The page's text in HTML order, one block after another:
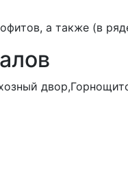
а также (в